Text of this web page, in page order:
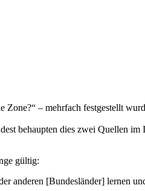
– mehrfach festgestellt
behaupten dies zwei Quellen im
gültig: